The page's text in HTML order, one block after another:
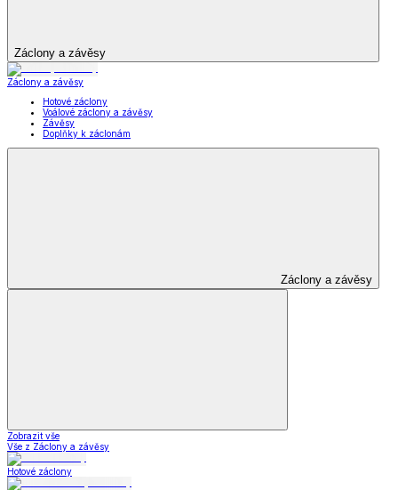
Záclony a závěsy
Záclony a závěsy
Hotové záclony
Voálové záclony a závěsy
Závěsy
Doplňky k záclonám
Záclony a závěsy
Zobrazit vše
Vše z Záclony a závěsy
Hotové záclony